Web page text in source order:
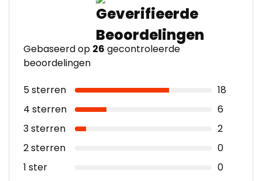
Gebaseerd op 26 gecontroleerde
beoordelingen
5 sterren
18
4 sterren
6
3 sterren
2
2 sterren
0
1 ster
0